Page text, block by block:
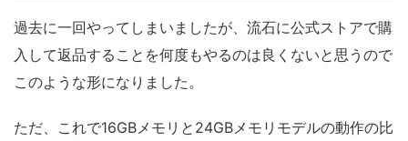
過去に一回やってしまいましたが、流石に公式ストアで購
入して返品することを何度もやるのは良くないと思うので
このような形になりました。
ただ、これで16GBメモリと24GBメモリモデルの動作の比